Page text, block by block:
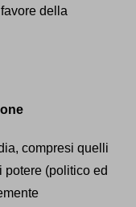
favoredella
compresi quelli
potere (politico ed